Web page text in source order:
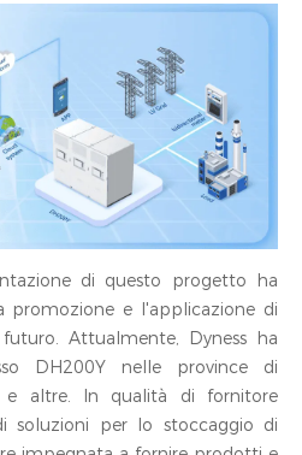
di questo progetto ha
promozione e l'applicazione di
Attualmente, Dyness ha
DH200Y nelle province di
e altre. In qualità di fornitore
soluzioni per lo stoccaggio di